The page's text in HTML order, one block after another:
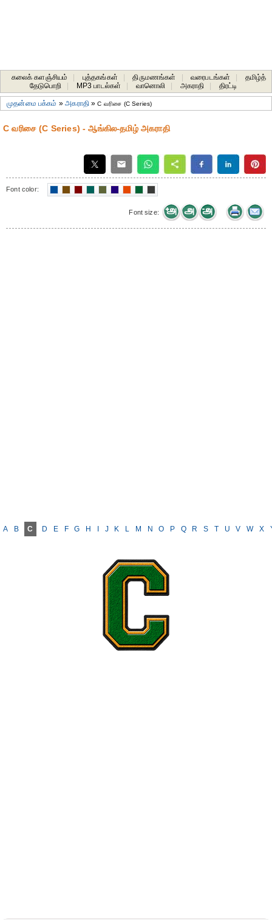
கலைக் களஞ்சியம் புத்தகங்கள் திருமணங்கள் வரைபடங்கள்
தமிழ்த்
தேடுபொறி
MP3 பாடல்கள் வானொலி அகராதி திரட்டி
முதன்மை பக்கம் »அகராதி»C வரிசை (C Series)
C வரிசை (C Series) - ஆங்கில-தமிழ் அகராதி
Font color:
Font size:
A B C D E F G H J K L M N O P Q R S T U V W X